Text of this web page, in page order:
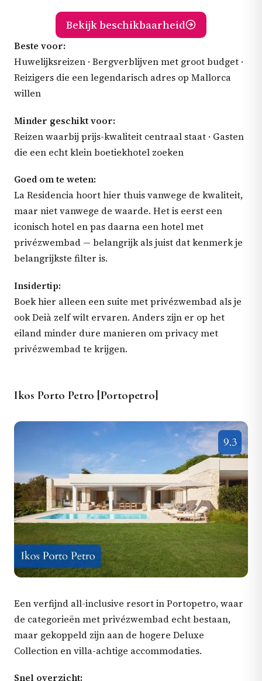
Bekijk beschikbaarheid
Beste voor:
Huwelijksreizen · Bergverblijven met groot budget ·
Reizigers die een legendarisch adres op Mallorca
willen
Minder geschikt voor:
Reizen waarbij prijs-kwaliteit centraal staat · Gasten
die een echt klein boetiekhotel zoeken
Goed om te weten:
La Residencia hoort hier thuis vanwege de kwaliteit,
maar niet vanwege de waarde. Het is eerst een
iconisch hotel en pas daarna een hotel met
privézwembad — belangrijk als juist dat kenmerk je
belangrijkste filter is.
Insidertip:
Boek hier alleen een suite met privézwembad als je
ook Deià zelf wilt ervaren. Anders zijn er op het
eiland minder dure manieren om privacy met
privézwembad te krijgen.
Ikos Porto Petro [Portopetro]
Een verfijnd all-inclusive resort in Portopetro, waar
de categorieën met privézwembad echt bestaan,
maar gekoppeld zijn aan de hogere Deluxe
Collection en villa-achtige accommodaties.
Snel overzicht: